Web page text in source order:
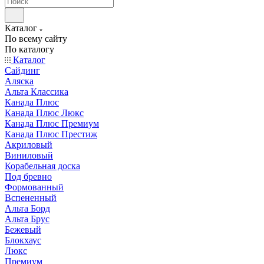
Каталог
По всему сайту
По каталогу
Каталог
Сайдинг
Аляска
Альта Классика
Канада Плюс
Канада Плюс Люкс
Канада Плюс Премиум
Канада Плюс Престиж
Акриловый
Виниловый
Корабельная доска
Под бревно
Формованный
Вспененный
Альта Борд
Альта Брус
Бежевый
Блокхаус
Люкс
Премиум